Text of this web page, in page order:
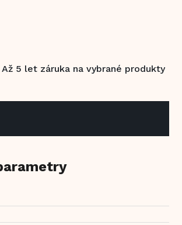
Až 5 let záruka na vybrané produkty